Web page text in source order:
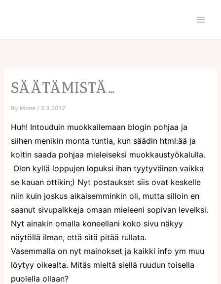
SÄÄTÄMISTÄ…
By Mona / 3.3.2012
Huh! Intouduin muokkailemaan blogin pohjaa ja
siihen menikin monta tuntia, kun säädin html:ää ja
koitin saada pohjaa mieleiseksi muokkaustyökalulla.
Olen kyllä loppujen lopuksi ihan tyytyväinen vaikka
se kauan ottikin;) Nyt postaukset siis ovat keskelle
niin kuin joskus aikaisemminkin oli, mutta silloin en
saanut sivupalkkeja omaan mieleeni sopivan leveiksi.
Nyt ainakin omalla koneellani koko sivu näkyy
näytöllä ilman, että sitä pitää rullata.
Vasemmalla on nyt mainokset ja kaikki info ym muu
löytyy oikealta. Mitäs mieltä siellä ruudun toisella
puolella ollaan?